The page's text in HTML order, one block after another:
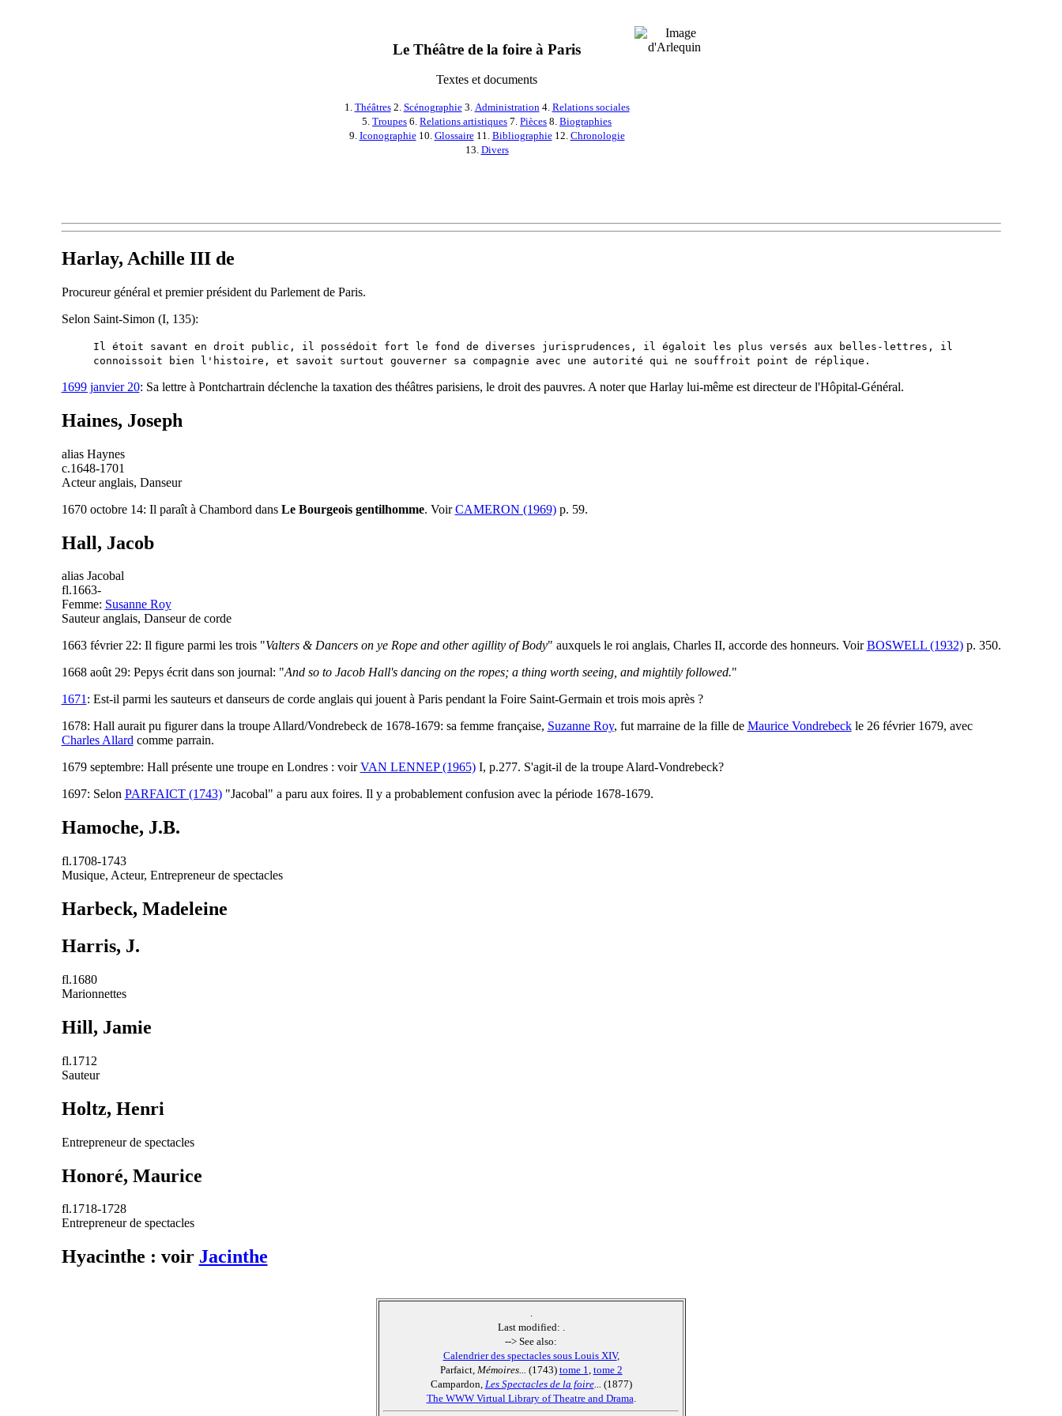
Le Théâtre de la foire à Paris
Textes et documents
1. Théâtres2. Scénographie3. Administration4. Relations sociales
5. Troupes 6. Relations artistiques 7. Pièces 8. Biographies
9. Iconographie10. Glossaire11. Bibliographie12. Chronologie
13. Divers
Harlay, Achille III de
Procureur général et premier président du Parlement de Paris.
Selon Saint-Simon (I, 135):
Il étoit savant en droit public, il possédoit fort le fond de diverses jurisprudences, il égaloit les plus versés aux belles-lettres, il
connoissoit bien l'histoire, et savoit surtout gouverner sa compagnie avec une autorité qui ne souffroit point de réplique.
1699 janvier 20: Sa lettre à Pontchartrain déclenche la taxation des théâtres parisiens, le droit des pauvres. A noter que Harlay lui-même est directeur de l'Hôpital-Général.
Haines, Joseph
alias Haynes
c.1648-1701
Acteur anglais, Danseur
1670 octobre 14: Il paraît à Chambord dans Le Bourgeois gentilhomme. VoirCAMERON (1969)p. 59.
Hall, Jacob
alias Jacobal
fl.1663-
Femme: Susanne Roy
Sauteur anglais, Danseur de corde
1663 février 22: Il figure parmi les trois "Valters & Dancers on ye Rope and other agillity of Body" auxquels le roi anglais, Charles II, accorde des honneurs. VoirBOSWELL (1932)p. 350.
1668 août 29: Pepys écrit dans son journal: "And so to Jacob Hall's dancing on the ropes; a thing worth seeing, and mightily followed."
1671: Est-il parmi les sauteurs et danseurs de corde anglais qui jouent à Paris pendant la Foire Saint-Germain et trois mois après ?
1678: Hall aurait pu figurer dans la troupe Allard/Vondrebeck de 1678-1679: sa femme française, Suzanne Roy, fut marraine de la fille de Maurice Vondrebeckle 26 février 1679, avec
Charles Allardcomme parrain.
1679 septembre: Hall présente une troupe en Londres : voirVAN LENNEP (1965)I, p.277. S'agit-il de la troupe Alard-Vondrebeck?
1697: Selon PARFAICT (1743)"Jacobal" a paru aux foires. Il y a probablement confusion avec la période 1678-1679.
Hamoche, J.B.
fl.1708-1743
Musique, Acteur, Entrepreneur de spectacles
Harbeck, Madeleine
Harris, J.
fl.1680
Marionnettes
Hill, Jamie
fl.1712
Sauteur
Holtz, Henri
Entrepreneur de spectacles
Honoré, Maurice
fl.1718-1728
Entrepreneur de spectacles
Hyacinthe : voir Jacinthe
.
Last modified: .
--> See also:
Calendrier des spectacles sous Louis XIV,
Parfaict, Mémoires... (1743) tome 1, tome 2
Campardon, Les Spectacles de la foire... (1877)
The WWW Virtual Library of Theatre and Drama.